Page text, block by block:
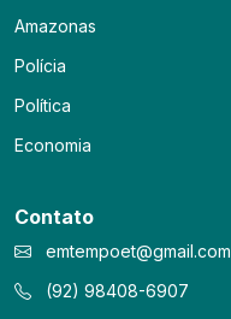
Amazonas
Polícia
Política
Economia
Contato
emtempoet@gmail.com
(92) 98408-6907